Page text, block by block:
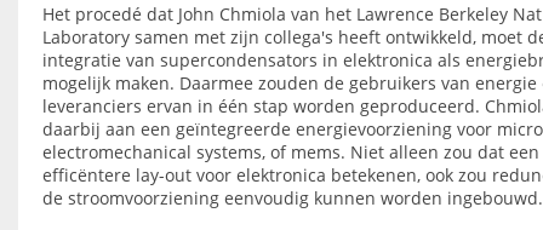
Het procedé dat John Chmiola van het Lawrence Berkeley
Laboratory samen met zijn collega's heeft ontwikkeld, moet
integratie van supercondensators in elektronica als
mogelijk maken. Daarmee zouden de gebruikers van energie
leveranciers ervan in één stap worden geproduceerd.
daarbij aan een geïntegreerde energievoorziening voor
electromechanical systems, of mems. Niet alleen zou dat een
efficëntere lay-out voor elektronica betekenen, ook zou
de stroomvoorziening eenvoudig kunnen worden ingebouwd.